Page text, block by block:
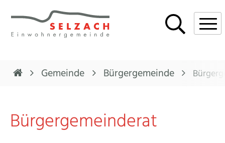
Navigieren in Selzach
Schnellnavigation
Gemeinde Bürgergemeinde
Bürgergemeinderat